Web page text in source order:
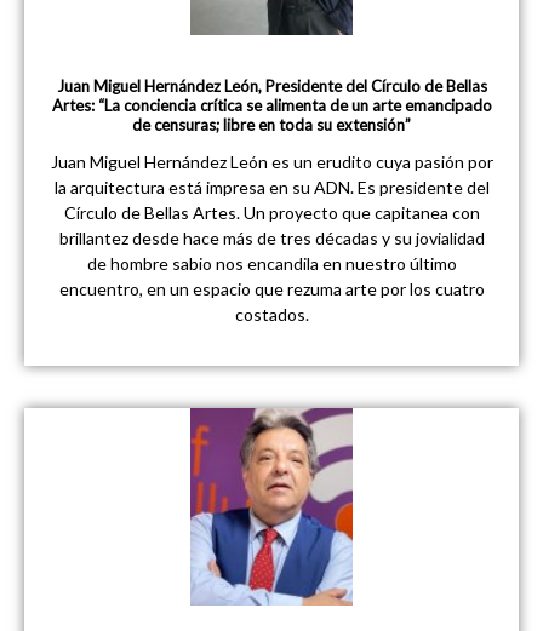
Juan Miguel Hernández León, Presidente del Círculo de Bellas
Artes: “La conciencia crítica se alimenta de un arte emancipado
de censuras; libre en toda su extensión”
Juan Miguel Hernández León es un erudito cuya pasión por
la arquitectura está impresa en su ADN. Es presidente del
Círculo de Bellas Artes. Un proyecto que capitanea con
brillantez desde hace más de tres décadas y su jovialidad
de hombre sabio nos encandila en nuestro último
encuentro, en un espacio que rezuma arte por los cuatro
costados.